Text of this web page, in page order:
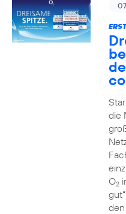
die
O2